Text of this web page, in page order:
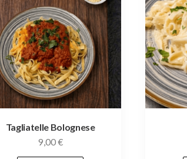
Tagliatelle Bolognese
9,00€